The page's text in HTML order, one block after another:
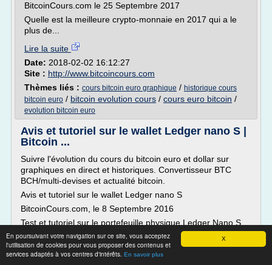
X
En poursuivant votre navigation sur ce site, vous acceptez
l'utilisation de cookies pour vous proposer des contenus et
services adaptés à vos centres d'intérêts. En savoir plus
BitcoinCours.com le 25 Septembre 2017
Quelle est la meilleure crypto-monnaie en 2017 qui a le
plus de...
Lire la suite
Date: 2018-02-02 16:12:27
Site : http://www.bitcoincours.com
Thèmes liés : cours bitcoin euro graphique / historique cours
bitcoin euro / bitcoin evolution cours / cours euro bitcoin /
evolution bitcoin euro
Avis et tutoriel sur le wallet Ledger nano S |
Bitcoin ...
Suivre l'évolution du cours du bitcoin euro et dollar sur
graphiques en direct et historiques. Convertisseur BTC
BCH/multi-devises et actualité bitcoin.
Avis et tutoriel sur le wallet Ledger nano S
BitcoinCours.com, le 8 Septembre 2016
Test et tutoriel sur le portefeuille physique Ledger Nano S
Les portefeuilles matériels (dits aussi "hardware wallets" ou
portefeuilles physiques) sont plus...